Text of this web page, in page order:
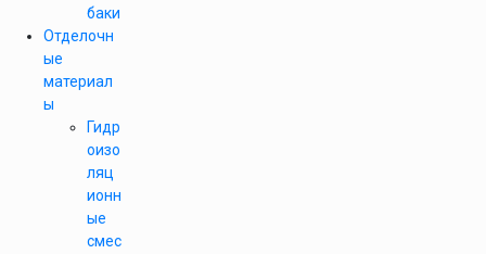
баки
Отделочн
ые
материал
ы
Гидр
оизо
ляц
ионн
ые
смес